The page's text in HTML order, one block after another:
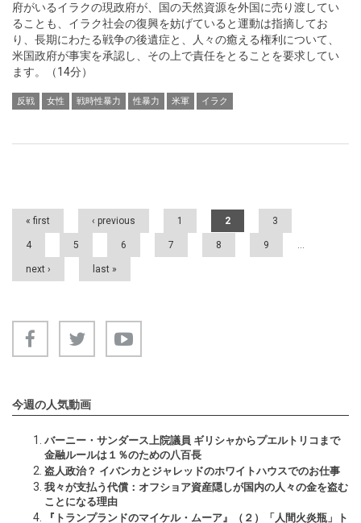
府がいるイラクの現政府が、国の天然資源を外国に売り渡してい
ることも、イラク社会の復興を妨げていると運動は指摘してお
り、長期にわたる戦争の後遺症と、人々の癒える権利について、
米国政府が事実を承認し、その上で責任をとることを要求してい
ます。（14分）
反戦 女性 戦時性暴力 性暴力 米軍 イラク
Pages
« first ‹ previous 1 2 3
4 5 6 7 8 9 …
next › last »
今週の人気動画
バーニー・サンダース上院議員 ギリシャからプエルトリコまで
金融ルールは１％のための八百長
盗人政治？ イバンカとジャレッドのホワイトハウスでのお仕事
我々が支払う代償：オフショア資産隠しが国内の人々の金を盗む
ことになる理由
『トランプランドのマイケル・ムーア』（２）「人間火炎瓶」ト